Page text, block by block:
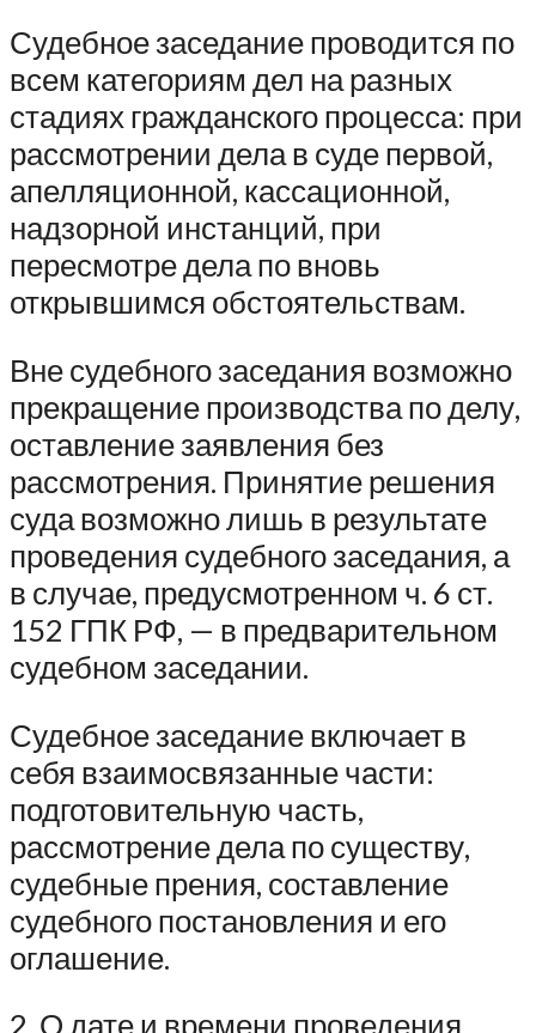
Судебное заседание проводится по
всем категориям дел на разных
стадиях гражданского процесса: при
рассмотрении дела в суде первой,
апелляционной, кассационной,
надзорной инстанций, при
пересмотре дела по вновь
открывшимся обстоятельствам.
Вне судебного заседания возможно
прекращение производства по делу,
оставление заявления без
рассмотрения. Принятие решения
суда возможно лишь в результате
проведения судебного заседания, а
в случае, предусмотренном ч. 6 ст.
152 ГПК РФ, — в предварительном
судебном заседании.
Судебное заседание включает в
себя взаимосвязанные части:
подготовительную часть,
рассмотрение дела по существу,
судебные прения, составление
судебного постановления и его
оглашение.
2. О дате и времени проведения